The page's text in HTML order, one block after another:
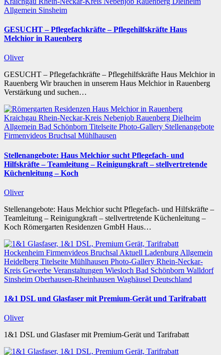
Allgemein Sinsheim
GESUCHT – Pflegefachkräfte – Pflegehilfskräfte Haus
Melchior in Rauenberg
Oliver
GESUCHT – Pflegefachkräfte – Pflegehilfskräfte Haus Melchior in
Rauenberg Wir brauchen in unserem Haus Melchior in Rauenberg
Verstärkung und suchen…
Kraichgau Rhein-Neckar-Kreis Nebenjob Rauenberg Dielheim
Allgemein Bad Schönborn Titelseite Photo-Gallery Stellenangebote
Firmenvideos Bruchsal Mühlhausen
Stellenangebote: Haus Melchior sucht Pflegefach- und
Hilfskräfte – Teamleitung – Reinigungkraft – stellvertretende
Küchenleitung – Koch
Oliver
Stellenangebote: Haus Melchior sucht Pflegefach- und Hilfskräfte –
Teamleitung – Reinigungkraft – stellvertretende Küchenleitung –
Koch Römergarten Residenzen GmbH Haus…
Hockenheim Firmenvideos Bruchsal Aktuell Ladenburg Allgemein
Heidelberg Titelseite Mühlhausen Photo-Gallery Rhein-Neckar-
Kreis Gewerbe Veranstaltungen Wiesloch Bad Schönborn Walldorf
Sinsheim Oberhausen-Rheinhausen Waghäusel Deutschland
1&1 DSL und Glasfaser mit Premium-Gerät und Tarifrabatt
Oliver
1&1 DSL und Glasfaser mit Premium-Gerät und Tarifrabatt